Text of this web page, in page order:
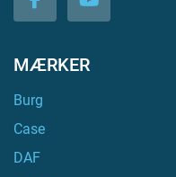
facebookyoutube
MÆRKER
Burg
Case
DAF